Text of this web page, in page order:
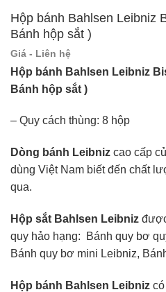
Hộp bánh Bahlsen Leibniz
Bánh hộp sắt )
Giá - Liên hệ
Hộp bánh Bahlsen Leibniz
Bánh hộp sắt )
– Quy cách thùng: 8 hộp
Dòng bánh Leibniz cao cấp
dùng Việt Nam biết đến chất
qua.
Hộp sắt Bahlsen Leibniz
quy hảo hạng: Bánh quy bơ
Bánh quy bơ mini Leibniz,
Hộp bánh Bahlsen Leibniz